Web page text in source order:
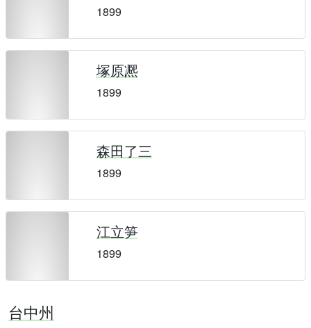
1899
塚原凞
1899
森田了三
1899
江立笋
1899
台中州